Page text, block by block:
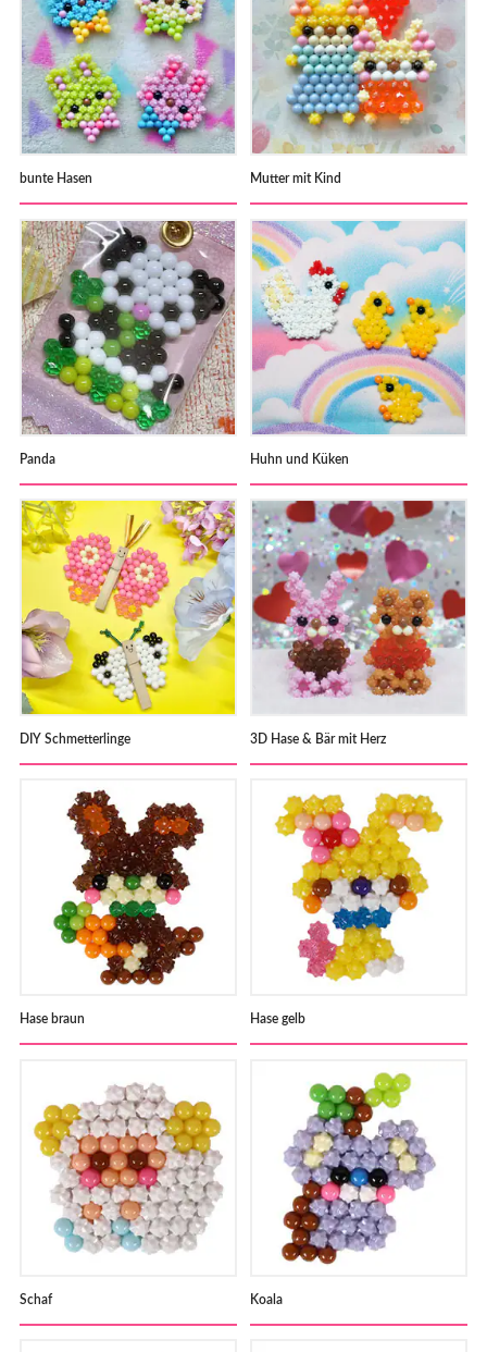
bunte Hasen Mutter mit Kind
Panda Huhn und Küken
DIY Schmetterlinge 3D Hase & Bär mit Herz
Hase braun Hase gelb
Schaf Koala